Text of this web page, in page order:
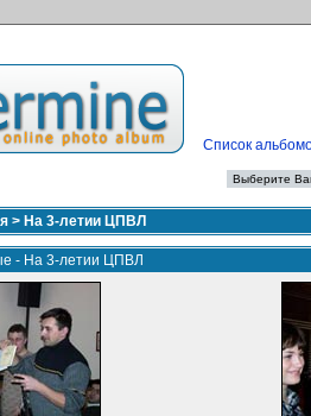
Список
> На 3-летии ЦПВЛ
- На 3-летии ЦПВЛ